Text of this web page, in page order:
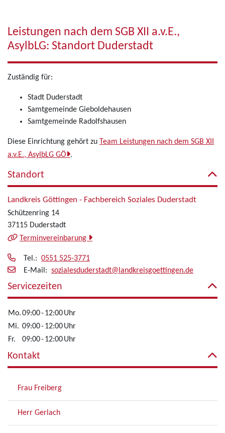
Leistungen nach dem SGB XII a.v.E.,
AsylbLG: Standort Duderstadt
Zuständig für:
Stadt Duderstadt
Samtgemeinde Gieboldehausen
Samtgemeinde Radolfshausen
Diese Einrichtung gehört zu Team Leistungen nach dem SGB XII
a.v.E., AsylbLG GÖ
.
Standort
Landkreis Göttingen - Fachbereich Soziales Duderstadt
Schützenring 14
37115 Duderstadt
Terminvereinbarung
Tel.: 0551 525-3771
E‑Mail: sozialesduderstadt@landkreisgoettingen.de
Servicezeiten
Mo.09:00-12:00Uhr
Mi. 09:00-12:00Uhr
Fr.
09:00-12:00Uhr
Kontakt
Frau Freiberg
Herr Gerlach